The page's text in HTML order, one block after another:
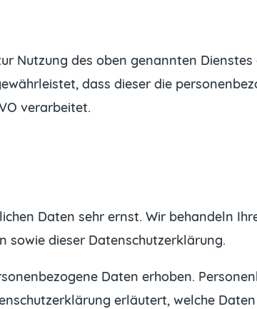
Nutzung des oben genannten
dass dieser die
verarbeitet.
Daten sehr ernst. Wir behandeln
sowie dieser Datenschutzerklärung.
Daten erhoben.
erläutert, welche